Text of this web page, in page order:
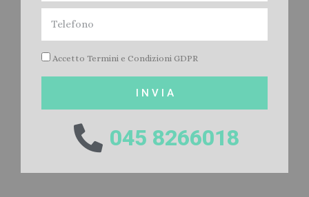
Accetto Termini e Condizioni GDPR
I N V I A
045 8266018